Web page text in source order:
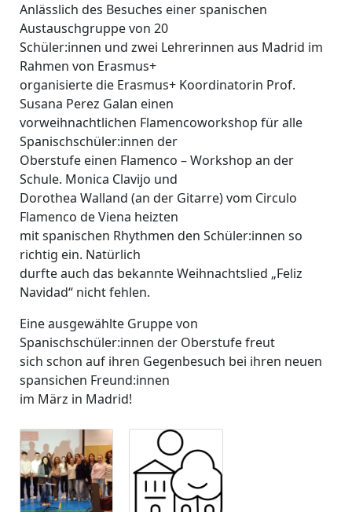
Anlässlich des Besuches einer spanischen
Austauschgruppe von 20
Schüler:innen und zwei Lehrerinnen aus Madrid im
Rahmen von Erasmus+
organisierte die Erasmus+ Koordinatorin Prof.
Susana Perez Galan einen
vorweihnachtlichen Flamencoworkshop für alle
Spanischschüler:innen der
Oberstufe einen Flamenco – Workshop an der
Schule. Monica Clavijo und
Dorothea Walland (an der Gitarre) vom Circulo
Flamenco de Viena heizten
mit spanischen Rhythmen den Schüler:innen so
richtig ein. Natürlich
durfte auch das bekannte Weihnachtslied „Feliz
Navidad“ nicht fehlen.
Eine ausgewählte Gruppe von
Spanischschüler:innen der Oberstufe freut
sich schon auf ihren Gegenbesuch bei ihren neuen
spansichen Freund:innen
im März in Madrid!